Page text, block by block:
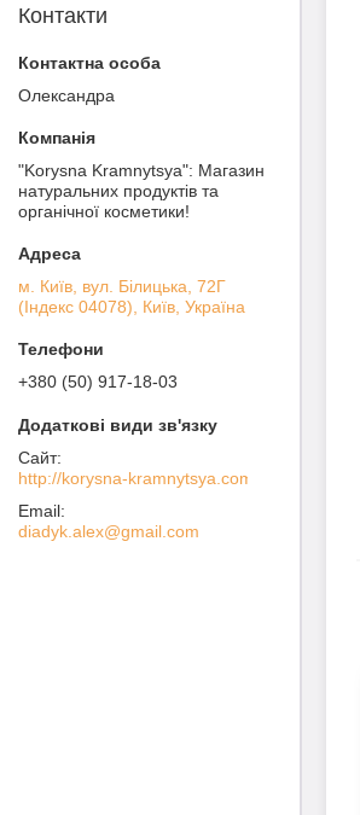
Контакти
Олександра
"Korysna Kramnytsya": Магазин
натуральних продуктів та
органічної косметики!
м. Київ, вул. Білицька, 72Г
(Індекс 04078), Київ, Україна
+380 (50) 917-18-03
http://korysna-kramnytsya.com
diadyk.alex@gmail.com